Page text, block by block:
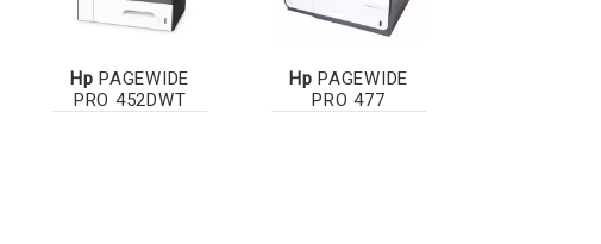
Hp PAGEWIDE
PRO 452DWT
Hp PAGEWIDE
PRO 477